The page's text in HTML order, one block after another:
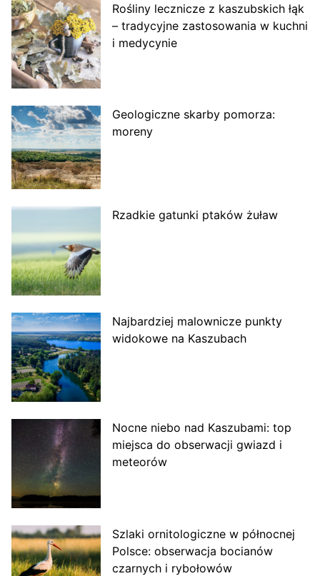
Rośliny lecznicze z kaszubskich łąk
– tradycyjne zastosowania w kuchni
i medycynie
Geologiczne skarby pomorza:
moreny
Rzadkie gatunki ptaków żuław
Najbardziej malownicze punkty
widokowe na Kaszubach
Nocne niebo nad Kaszubami: top
miejsca do obserwacji gwiazd i
meteorów
Szlaki ornitologiczne w północnej
Polsce: obserwacja bocianów
czarnych i rybołowów